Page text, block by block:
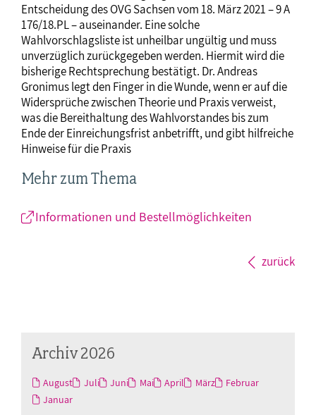
Entscheidung des OVG Sachsen vom 18. März 2021 – 9 A
176/18.PL – auseinander. Eine solche
Wahlvorschlagsliste ist unheilbar ungültig und muss
unverzüglich zurückgegeben werden. Hiermit wird die
bisherige Rechtsprechung bestätigt. Dr. Andreas
Gronimus legt den Finger in die Wunde, wenn er auf die
Widersprüche zwischen Theorie und Praxis verweist,
was die Bereithaltung des Wahlvorstandes bis zum
Ende der Einreichungsfrist anbetrifft, und gibt hilfreiche
Hinweise für die Praxis
Mehr zum Thema
Informationen und Bestellmöglichkeiten
zurück
Archiv 2026
August Juli Juni Mai April März
Februar
Januar